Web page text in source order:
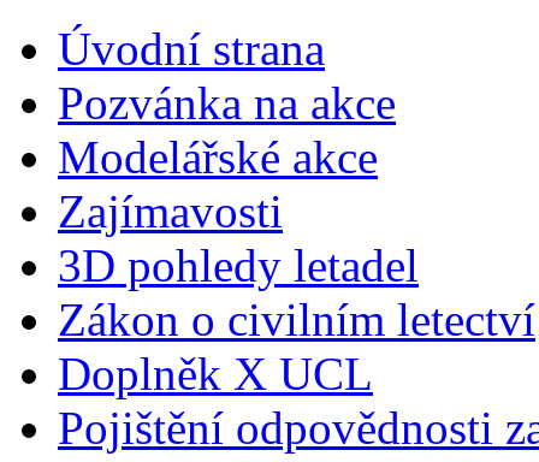
Úvodní strana
Pozvánka na akce
Modelářské akce
Zajímavosti
3D pohledy letadel
Zákon o civilním letectví
Doplněk X UCL
Pojištění odpovědnosti